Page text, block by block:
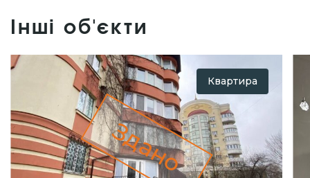
Інші об'єкти
Квартира
Здано